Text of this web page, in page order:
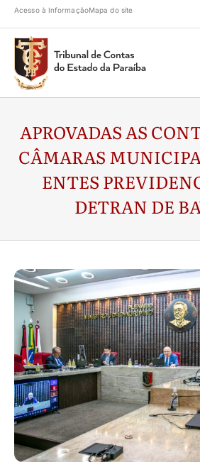
Acesso à InformaçãoMapa do site
APROVADAS AS
CÂMARAS
ENTES
DETRAN DE